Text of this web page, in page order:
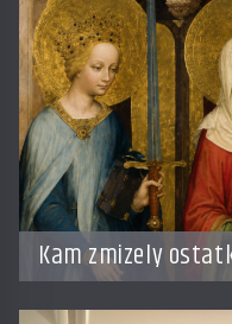
Kam zmizely
putují Evropou a